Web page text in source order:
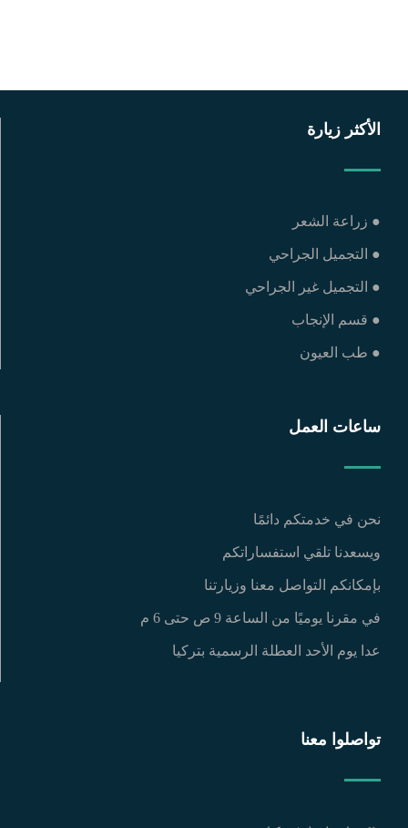
الأكثر زيارة
● زراعة الشعر
● التجميل الجراحي
● التجميل غير الجراحي
● قسم الإنجاب
● طب العيون
ساعات العمل
نحن في خدمتكم دائمًا
ويسعدنا تلقي استفساراتكم
بإمكانكم التواصل معنا وزيارتنا
في مقرنا يوميًا من الساعة 9 ص حتى 6 م
عدا يوم الأحد العطلة الرسمية بتركيا
تواصلوا معنا